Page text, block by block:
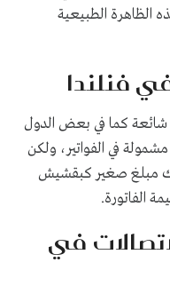
الظاهرة الطبيعية
فنلندا
شائعة كما في بعض الدول
في الفواتير، ولكن
مبلغ صغير كبقشيش
في